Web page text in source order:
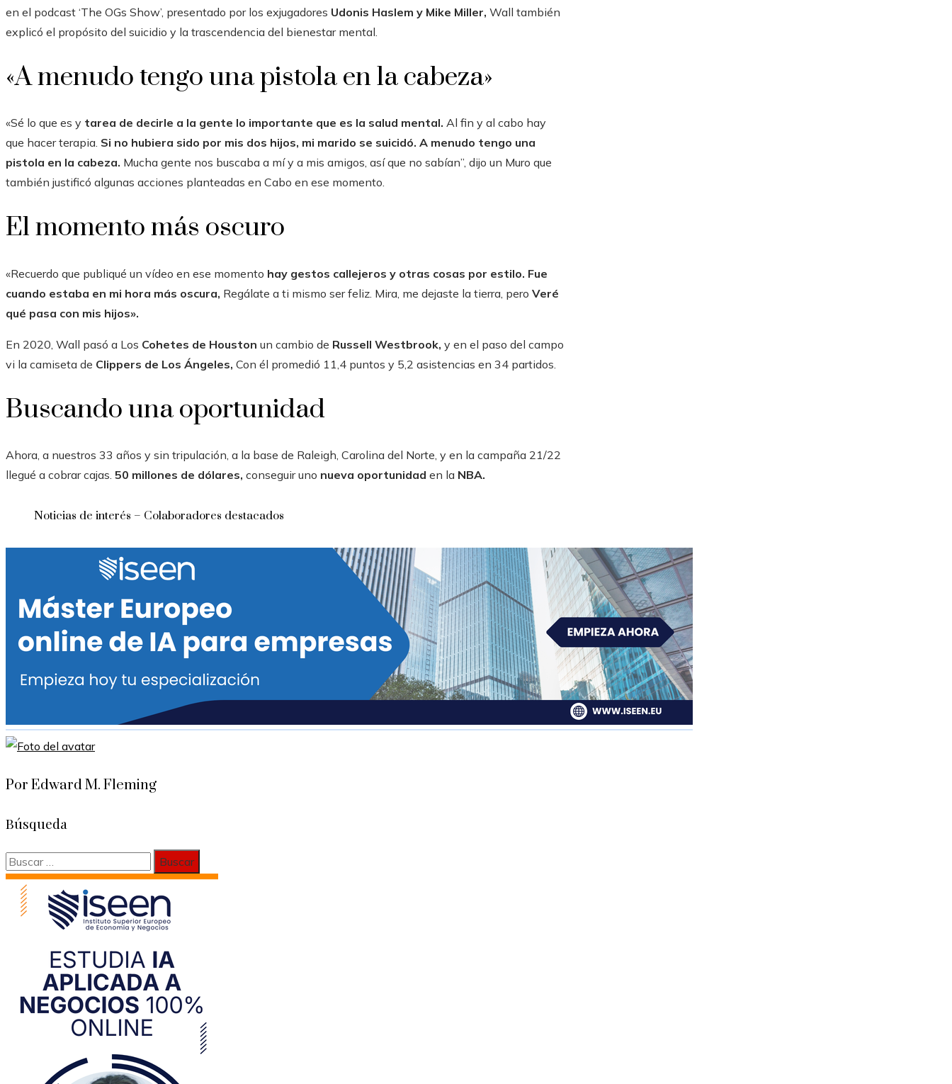
en el podcast ‘The OGs Show’, presentado por los exjugadores Udonis Haslem y Mike Miller, Wall también
explicó el propósito del suicidio y la trascendencia del bienestar mental.
«A menudo tengo una pistola en la cabeza»
«Sé lo que es y tarea de decirle a la gente lo importante que es la salud mental. Al fin y al cabo hay
que hacer terapia. Si no hubiera sido por mis dos hijos, mi marido se suicidó. A menudo tengo una
pistola en la cabeza. Mucha gente nos buscaba a mí y a mis amigos, así que no sabían”, dijo un Muro que
también justificó algunas acciones planteadas en Cabo en ese momento.
El momento más oscuro
«Recuerdo que publiqué un vídeo en ese momento hay gestos callejeros y otras cosas por estilo. Fue
cuando estaba en mi hora más oscura, Regálate a ti mismo ser feliz. Mira, me dejaste la tierra, pero Veré
qué pasa con mis hijos».
En 2020, Wall pasó a Los Cohetes de Houston un cambio de Russell Westbrook, y en el paso del campo
vi la camiseta de Clippers de Los Ángeles, Con él promedió 11,4 puntos y 5,2 asistencias en 34 partidos.
Buscando una oportunidad
Ahora, a nuestros 33 años y sin tripulación, a la base de Raleigh, Carolina del Norte, y en la campaña 21/22
llegué a cobrar cajas. 50 millones de dólares, conseguir uno nueva oportunidad en la NBA.
Noticias de interés – Colaboradores destacados
Por Edward M. Fleming
Búsqueda
Buscar: